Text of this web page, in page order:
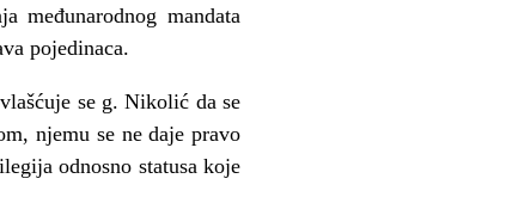
međunarodnog mandata
pojedinaca.
se g. Nikolić da se
njemu se ne daje pravo
odnosno statusa koje